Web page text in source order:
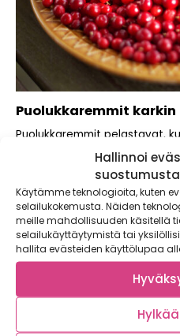
Hallinnoi
suostumusta
Käytämme teknologioita, kuten
selailukokemusta. Näiden
meille mahdollisuuden käsitellä
selailukäyttäytymistä tai
hallita evästeiden käyttölupaa
Puolukkaremmit karkin
Puolukkaremmit pelastavat,
Sesongin kirpeistä
oma karkki. Kurkkaa...